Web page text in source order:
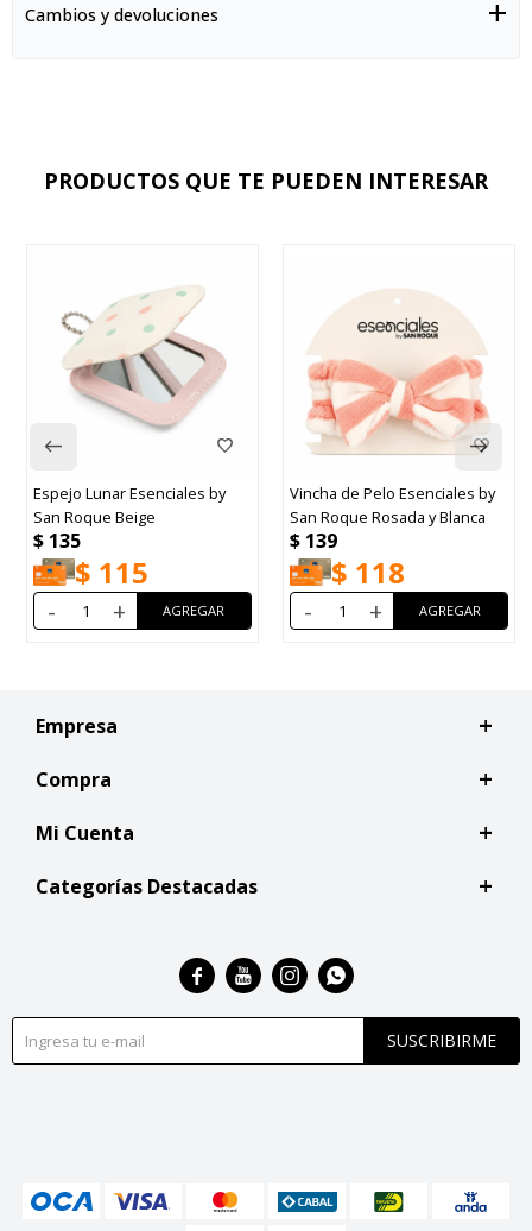
Cambios y devoluciones
PRODUCTOS QUE TE PUEDEN INTERESAR
Espejo Lunar Esenciales by
San Roque Beige
$ 135
$ 115
- +
Vincha de Pelo Esenciales by
San Roque Rosada y Blanca
$ 139
$ 118
- +
Empresa
Compra
Mi Cuenta
Categorías Destacadas
SUSCRIBIRME
   